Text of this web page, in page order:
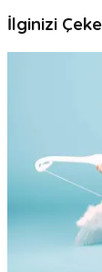
İlginizi